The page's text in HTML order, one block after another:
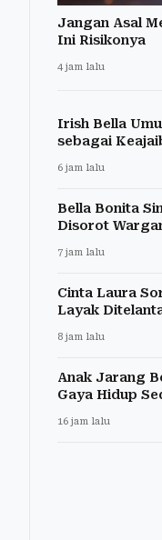
Jangan Asal
Ini Risikonya
4 jam lalu
Irish Bella
sebagai
6 jam lalu
Bella Bonita
Disorot
7 jam lalu
Cinta Laura
Layak
8 jam lalu
Anak Jarang
Gaya Hidup
16 jam lalu